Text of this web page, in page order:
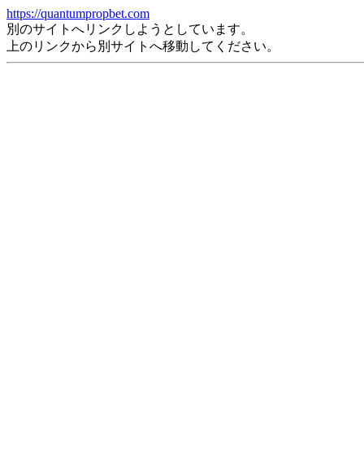
https://quantumpropbet.com
別のサイトへリンクしようとしています。
上のリンクから別サイトへ移動してください。